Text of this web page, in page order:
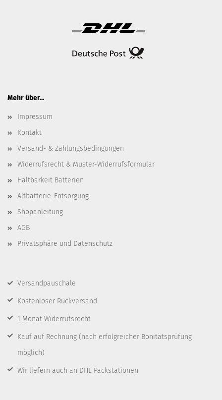
Mehr über...
Impressum
Kontakt
Versand- & Zahlungsbedingungen
Widerrufsrecht & Muster-Widerrufsformular
Haltbarkeit Batterien
Altbatterie-Entsorgung
Shopanleitung
AGB
Privatsphäre und Datenschutz
Versandpauschale
Kostenloser Rückversand
1 Monat Widerrufsrecht
Kauf auf Rechnung (nach erfolgreicher Bonitätsprüfung
möglich)
Wir liefern auch an DHL Packstationen